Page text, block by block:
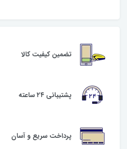
تضمین کیفیت کالا
پشتیبانی ۲۴ ساعته
پرداخت سریع و آسان